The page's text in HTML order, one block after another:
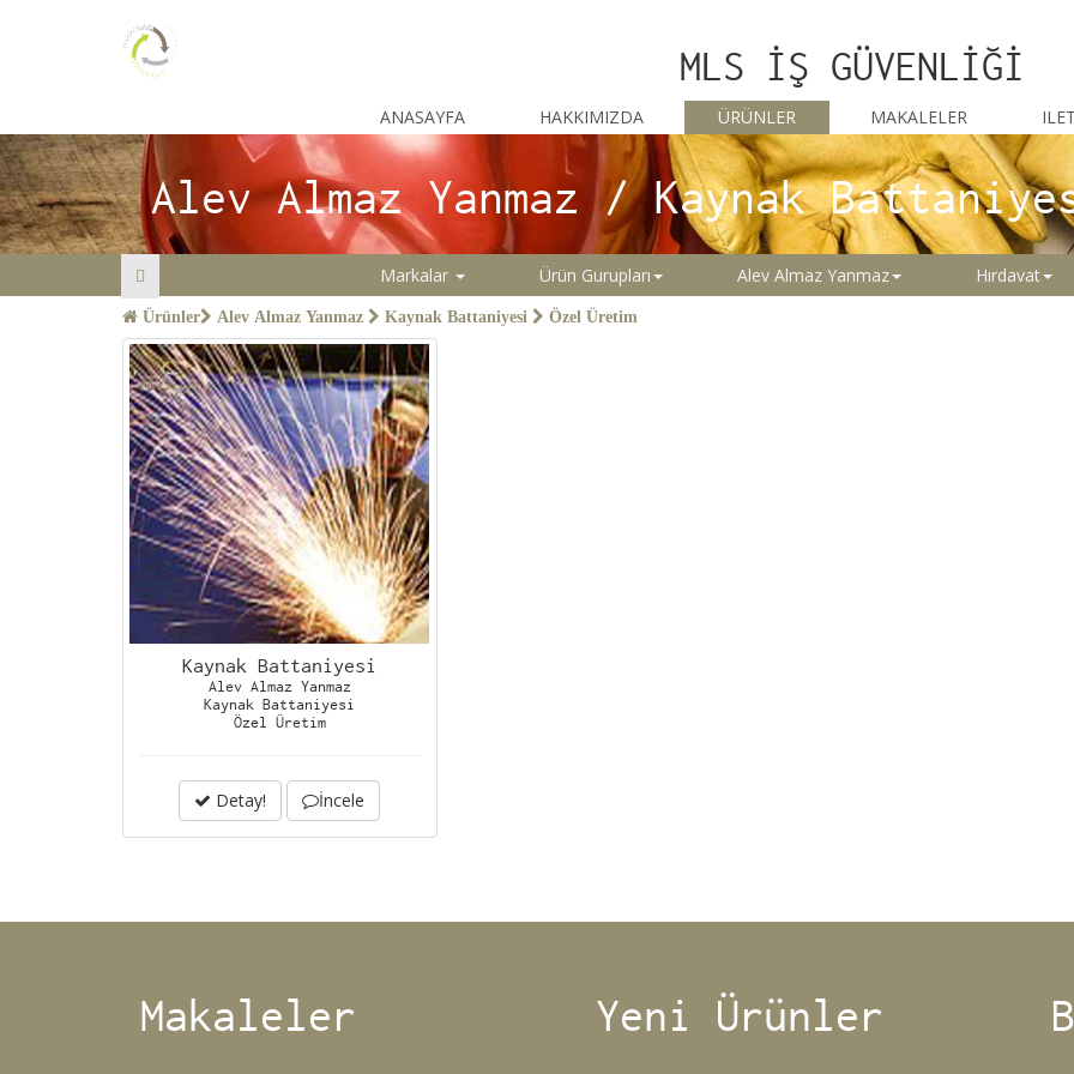
MLS İŞ GÜVENLİĞİ
ANASAYFA HAKKIMIZDA ÜRÜNLER MAKALELER
Alev Almaz Yanmaz / Kaynak
Markalar Ürün Gurupları Alev Almaz Yanmaz Hırdavat
Ürünler Alev Almaz Yanmaz Kaynak Battaniyesi Özel Üretim
Kaynak Battaniyesi
Alev Almaz Yanmaz
Kaynak Battaniyesi
Özel Üretim
Detay! İncele
Makaleler Yeni Ürünler